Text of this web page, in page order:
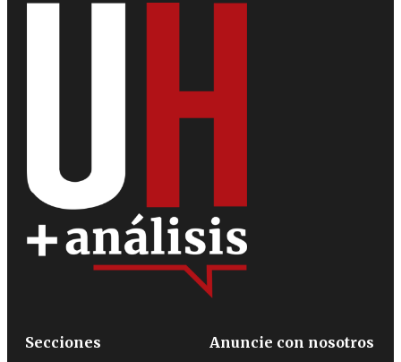
Secciones
Anuncie con nosotros